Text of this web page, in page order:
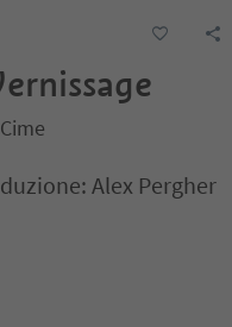
Alex Pergher